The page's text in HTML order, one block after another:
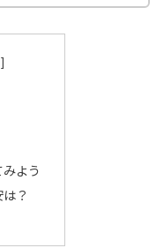
よう
？